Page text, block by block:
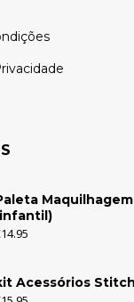
14.95
Acessórios